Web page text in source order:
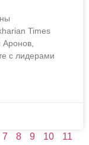
Times
с лидерами
7 8 9 10
11